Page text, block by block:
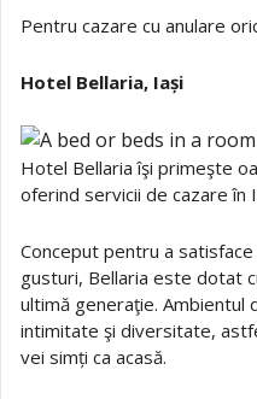
Pentru cazare cu anulare
Hotel Bellaria, Iași
Hotel Bellaria îşi primeşte
oferind servicii de cazare în
Conceput pentru a
gusturi, Bellaria este dotat
ultimă generaţie. Ambientul
intimitate şi diversitate,
vei simți ca acasă.